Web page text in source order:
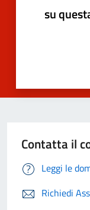
su
Contatta il
Leggi le
Richiedi